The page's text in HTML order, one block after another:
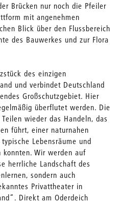
Brücken nur noch die Pfeiler
mit angenehmen
Blick über den Flussbereich
des Bauwerkes und zur Flora
des einzigen
und verbindet Deutschland
Großschutzgebiet. Hier
überflutet werden. Die
wieder das Handeln, das
führt, einer naturnahen
Lebensräume und
Wir werden auf
herrliche Landschaft des
sondern auch
Privattheater in
Direkt am Oderdeich